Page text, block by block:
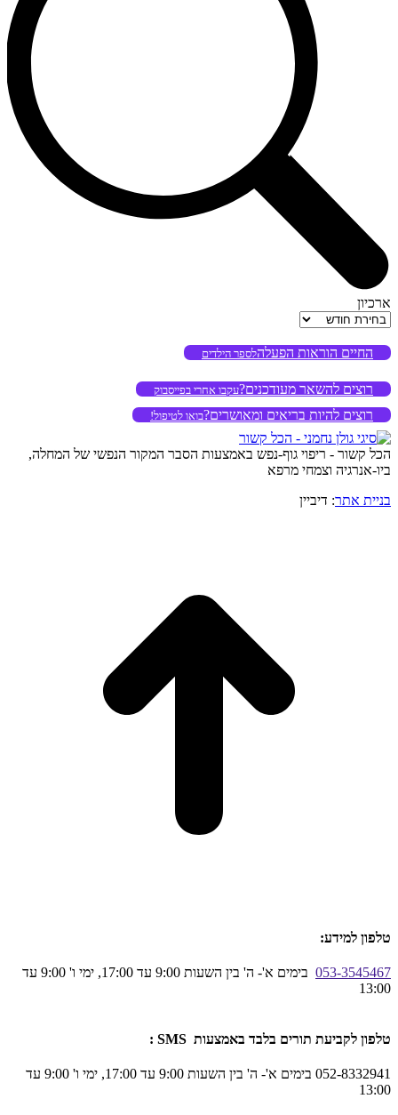
ארכיון
ארכיון
החיים הוראות הפעלהלספר הילדים
רוצים להשאר מעודכנים?עקבו אחרי בפייסבוק
רוצים להיות בריאים ומאושרים?בואו לטיפול!
הכל קשור - ריפוי גוף-נפש באמצעות הסבר המקור הנפשי של המחלה,
ביו-אנרגיה וצמחי מרפא
בניית אתר: דיביין
טלפון למידע:
053-3545467
בימים א'- ה' בין השעות 9:00 עד 17:00, ימי ו' 9:00 עד
13:00
טלפון לקביעת תורים בלבד באמצעות SMS :
052-8332941 בימים א'- ה' בין השעות 9:00 עד 17:00, ימי ו' 9:00 עד
13:00